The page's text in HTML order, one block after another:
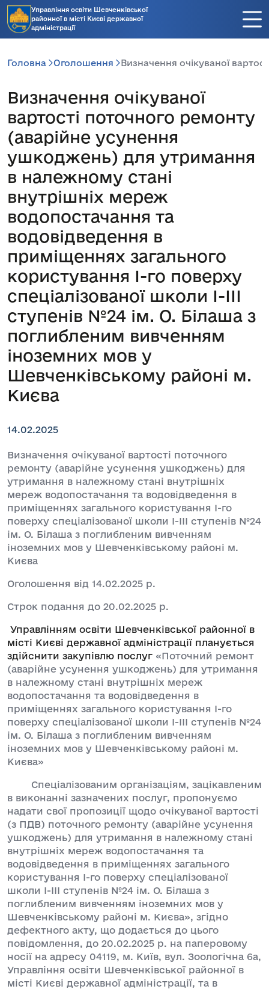
Управління освіти Шевченківської
районної в місті Києві державної
адміністрації
Головна Оголошення Визначення очікуваної
Визначення очікуваної
вартості поточного ремонту
(аварійне усунення
ушкоджень) для утримання
в належному стані
внутрішніх мереж
водопостачання та
водовідведення в
приміщеннях загального
користування І-го поверху
спеціалізованої школи І-ІІІ
ступенів №24 ім. О. Білаша з
поглибленим вивченням
іноземних мов у
Шевченківському районі м.
Києва
14.02.2025
Визначення очікуваної вартості поточного
ремонту (аварійне усунення ушкоджень) для
утримання в належному стані внутрішніх
мереж водопостачання та водовідведення в
приміщеннях загального користування І-го
поверху спеціалізованої школи І-ІІІ ступенів №24
ім. О. Білаша з поглибленим вивченням
іноземних мов у Шевченківському районі м.
Києва
Оголошення від 14.02.2025 р.
Строк подання до 20.02.2025 р.
Управлінням освіти Шевченківської районної в
місті Києві державної адміністрації планується
здійснити закупівлю послуг «Поточний ремонт
(аварійне усунення ушкоджень) для утримання
в належному стані внутрішніх мереж
водопостачання та водовідведення в
приміщеннях загального користування І-го
поверху спеціалізованої школи І-ІІІ ступенів №24
ім. О. Білаша з поглибленим вивченням
іноземних мов у Шевченківському районі м.
Києва»
Спеціалізованим організаціям, зацікавленим
в виконанні зазначених послуг, пропонуємо
надати свої пропозиції щодо очікуваної вартості
(з ПДВ) поточного ремонту (аварійне усунення
ушкоджень) для утримання в належному стані
внутрішніх мереж водопостачання та
водовідведення в приміщеннях загального
користування І-го поверху спеціалізованої
школи І-ІІІ ступенів №24 ім. О. Білаша з
поглибленим вивченням іноземних мов у
Шевченківському районі м. Києва», згідно
дефектного акту, що додається до цього
повідомлення, до 20.02.2025 р. на паперовому
носії на адресу 04119, м. Київ, вул. Зоологічна 6а,
Управління освіти Шевченківської районної в
місті Києві державної адміністрації, та в